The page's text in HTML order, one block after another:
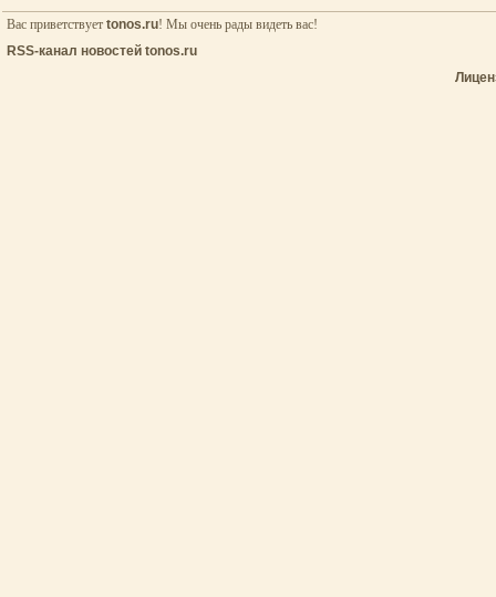
Вас приветствует tonos.ru! Мы очень рады видеть вас!
RSS-канал новостей tonos.ru